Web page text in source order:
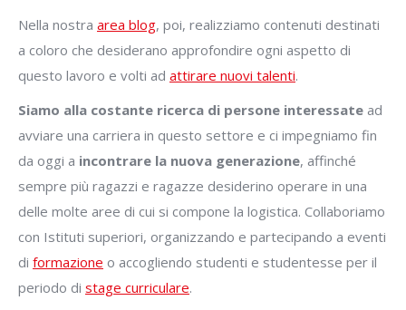
Nella nostra area blog, poi, realizziamo contenuti destinati
a coloro che desiderano approfondire ogni aspetto di
questo lavoro e volti ad attirare nuovi talenti.
Siamo alla costante ricerca di persone interessate ad
avviare una carriera in questo settore e ci impegniamo fin
da oggi a incontrare la nuova generazione, affinché
sempre più ragazzi e ragazze desiderino operare in una
delle molte aree di cui si compone la logistica. Collaboriamo
con Istituti superiori, organizzando e partecipando a eventi
di formazione o accogliendo studenti e studentesse per il
periodo di stage curriculare.